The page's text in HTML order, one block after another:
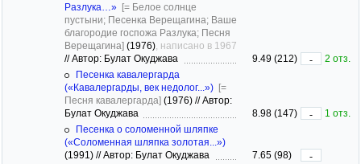
Разлука…» [= Белое солнце
пустыни; Песенка Верещагина; Ваше
благородие госпожа Разлука; Песня
Верещагина] (1976) , написано в 1967
//Автор: Булат Окуджава 9.49 (212) -
2 отз.
Песенка кавалергарда
(«Кавалергарды, век недолог...») [=
Песня кавалергарда] (1976) //Автор:
Булат Окуджава
8.98 (147) -
1 отз.
Песенка о соломенной шляпке
(«Соломенная шляпка золотая...»)
(1991) //Автор: Булат Окуджава 7.65 (98)
-